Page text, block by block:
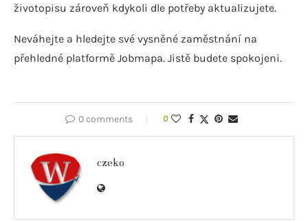
životopisu zároveň kdykoli dle potřeby aktualizujete.
Neváhejte a hledejte své vysněné zaměstnání na
přehledné platformě Jobmapa. Jistě budete spokojeni.
0 comments 0
czeko